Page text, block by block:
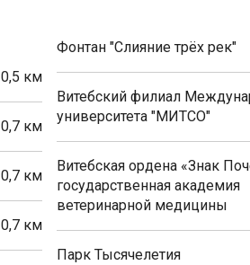
0,5 км
0,7 км
0,7 км
0,7 км
Фонтан "Слияние трёх рек"
Витебский филиал
университета "МИТСО"
Витебская ордена «Знак
государственная академия
ветеринарной медицины
Парк Тысячелетия